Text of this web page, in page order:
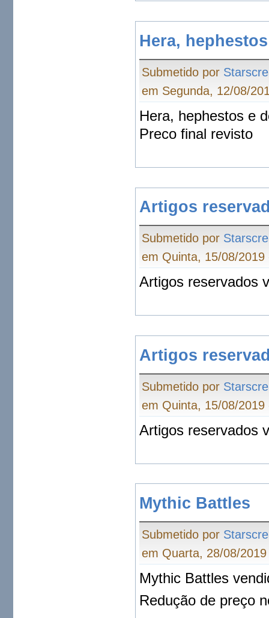
Hera,
Submetido por
em Segunda, 12/08/
Hera, hephestos e
Preco final revisto
Artigos
Submetido por
em Quinta, 15/08/2019
Artigos reservados
Artigos
Submetido por
em Quinta, 15/08/2019
Artigos reservados
Mythic Battles
Submetido por
em Quarta, 28/08/
Mythic Battles
Redução de preço